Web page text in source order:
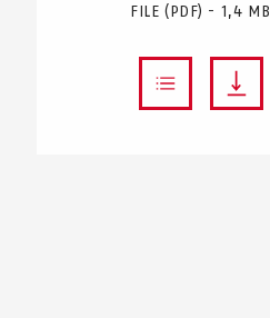
FILE (PDF) - 1,4 MB